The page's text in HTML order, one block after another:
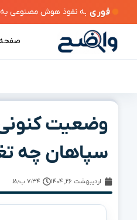
فوری
وضعیت کنونی
سپاهان چه
اردیبهشت ۲۶, ۱۴۰۴ ۷:۳۴ ب٫ظ